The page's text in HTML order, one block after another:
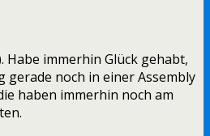
Habe immerhin Glück gehabt,
gerade noch in einer Assembly
haben immerhin noch am